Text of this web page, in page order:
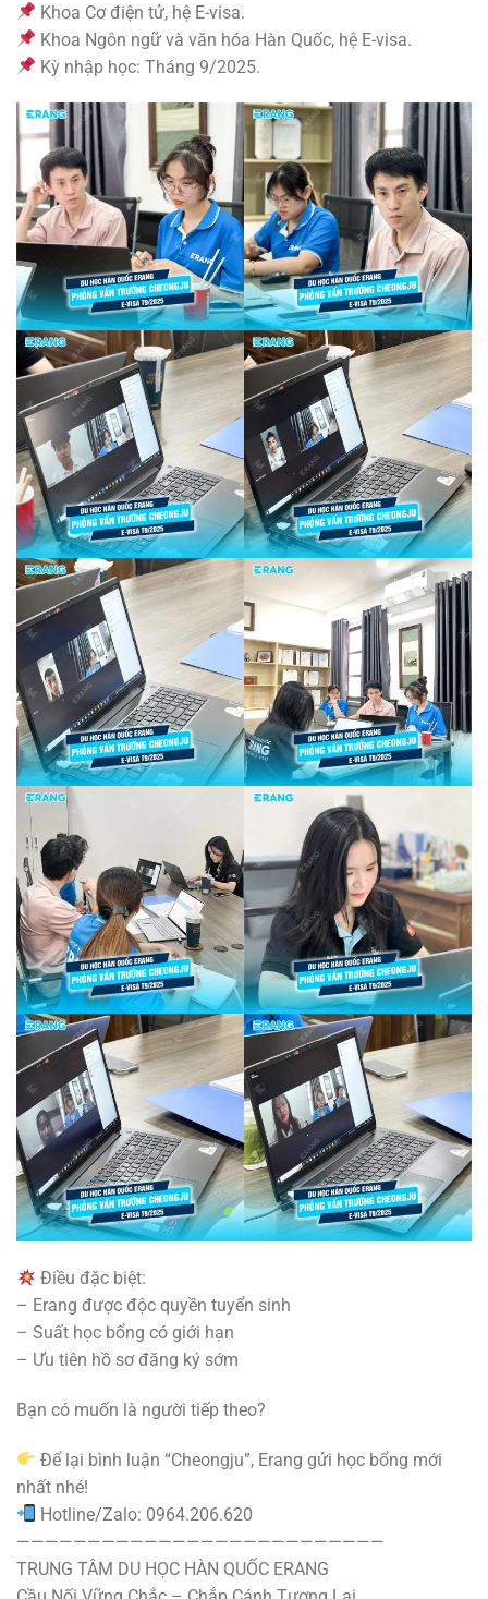
Khoa Cơ điện tử, hệ E-visa.
Khoa Ngôn ngữ và văn hóa Hàn Quốc, hệ E-visa.
Kỳ nhập học: Tháng 9/2025.
Điều đặc biệt:
– Erang được độc quyền tuyển sinh
– Suất học bổng có giới hạn
– Ưu tiên hồ sơ đăng ký sớm
Bạn có muốn là người tiếp theo?
Để lại bình luận “Cheongju”, Erang gửi học bổng mới
nhất nhé!
Hotline/Zalo: 0964.206.620
——————————————————————————
TRUNG TÂM DU HỌC HÀN QUỐC ERANG